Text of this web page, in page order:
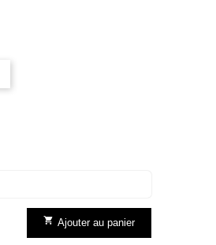
 Ajouter au panier